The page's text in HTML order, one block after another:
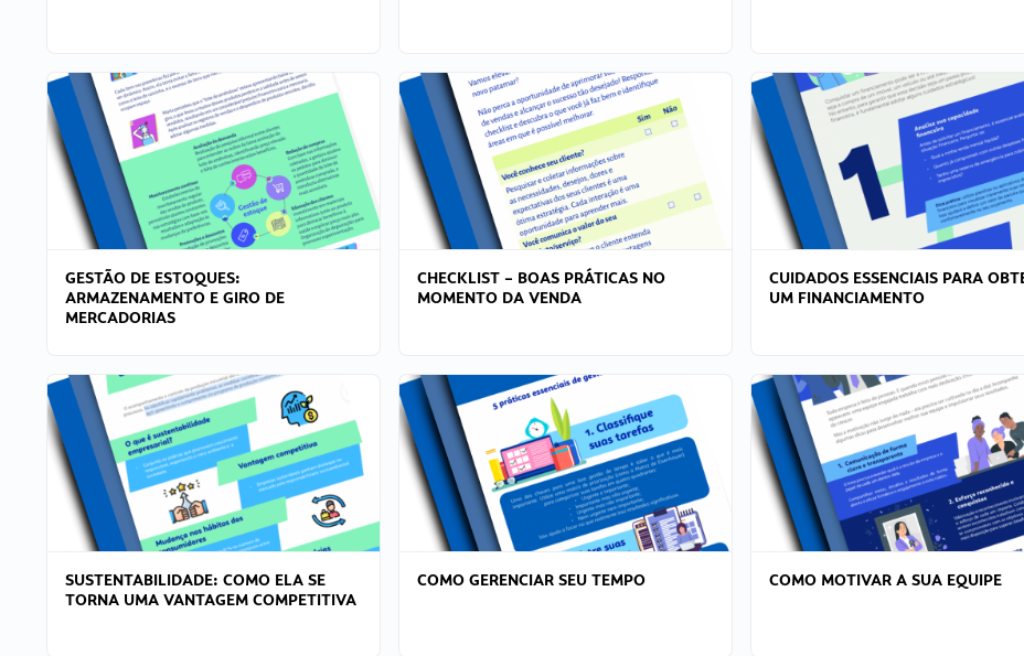
GESTÃO DE ESTOQUES:
ARMAZENAMENTO E GIRO DE
MERCADORIAS
CHECKLIST – BOAS PRÁTICAS NO
MOMENTO DA VENDA
CUIDADOS ESSENCIAIS PARA
UM FINANCIAMENTO
SUSTENTABILIDADE: COMO ELA SE
TORNA UMA VANTAGEM COMPETITIVA
COMO GERENCIAR SEU TEMPO COMO MOTIVAR A SUA EQUIPE